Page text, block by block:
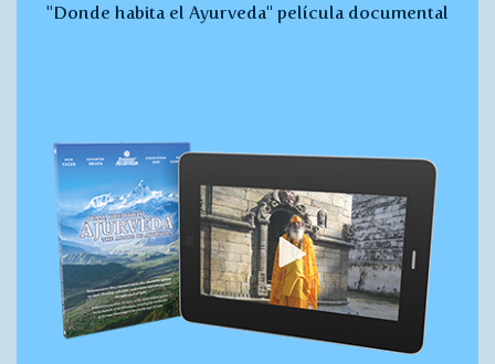
"Donde habita el Ayurveda" película documental